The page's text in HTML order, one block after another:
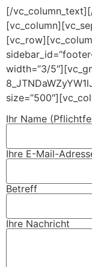
[/
width=“3/
Ihr Name
Ihre E-Mail-
Betreff
Ihre Nachricht